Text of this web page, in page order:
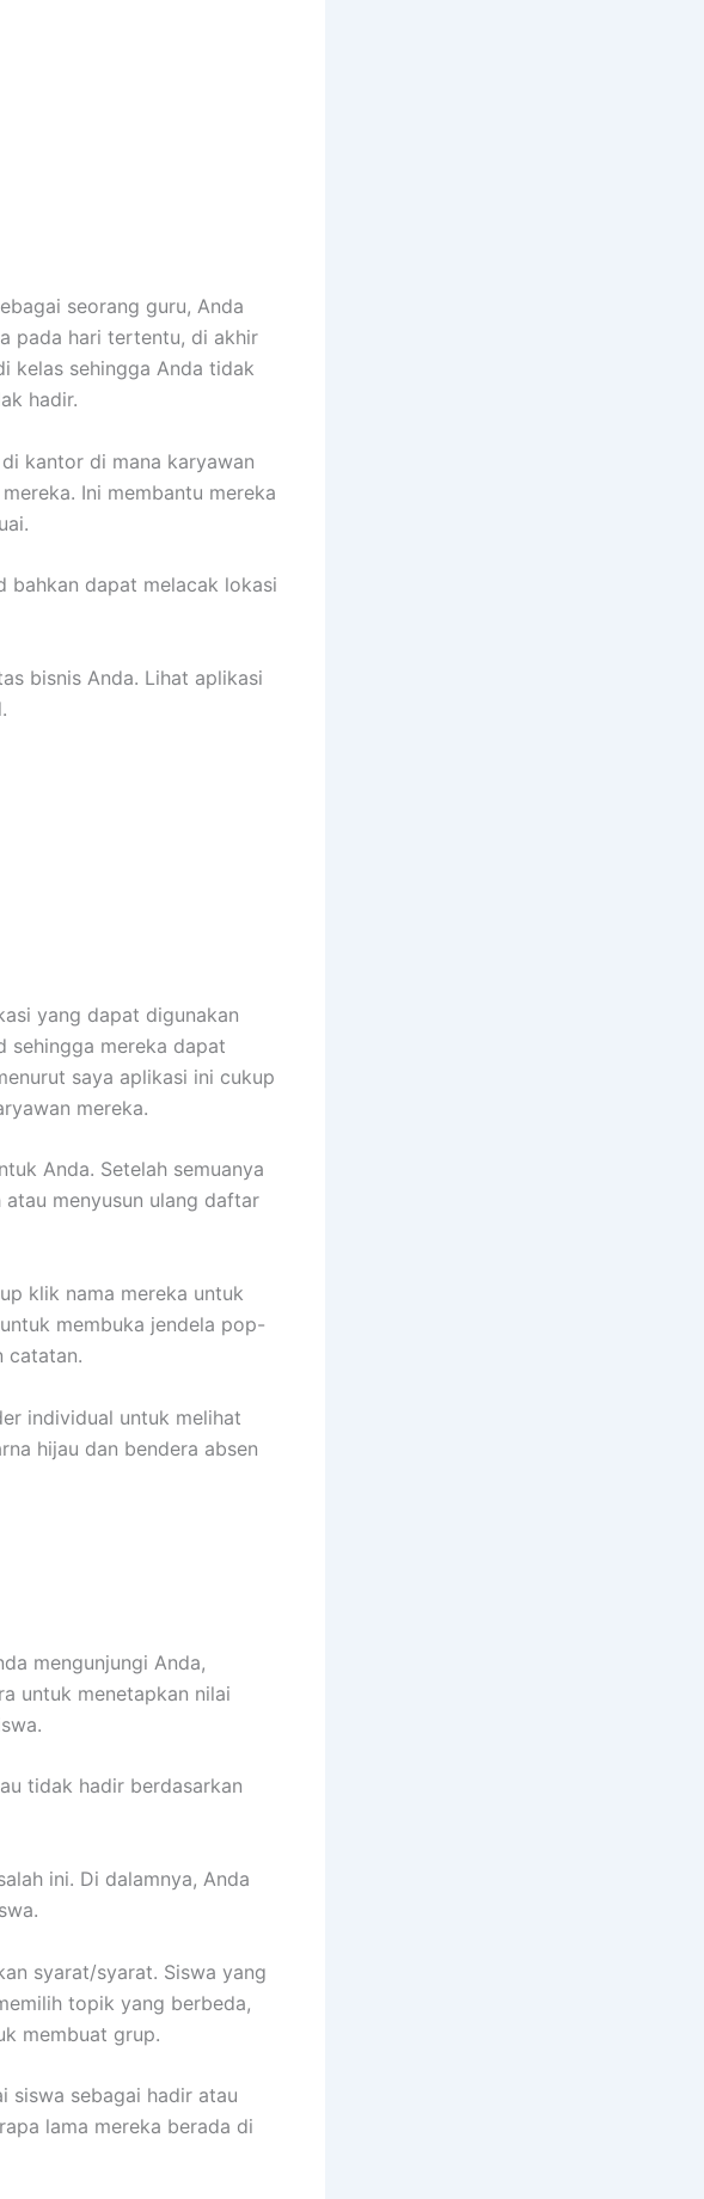
seorang guru, Anda
pada hari tertentu, di akhir
kelas sehingga Anda tidak
hadir.
kantor di mana karyawan
Ini membantu mereka
bahkan dapat melacak lokasi
bisnis Anda. Lihat aplikasi
yang dapat digunakan
sehingga mereka dapat
saya aplikasi ini cukup
mereka.
Anda. Setelah semuanya
menyusun ulang daftar
klik nama mereka untuk
membuka jendela pop-
catatan.
individual untuk melihat
hijau dan bendera absen
mengunjungi Anda,
untuk menetapkan nilai
tidak hadir berdasarkan
ini. Di dalamnya, Anda
syarat/syarat. Siswa yang
topik yang berbeda,
membuat grup.
siswa sebagai hadir atau
lama mereka berada di